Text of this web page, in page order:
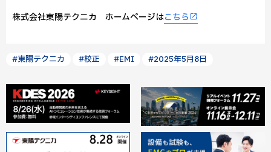
株式会社東陽テクニカ ホームページはこちら
#東陽テクニカ #校正 #EMI #2025年5月8日